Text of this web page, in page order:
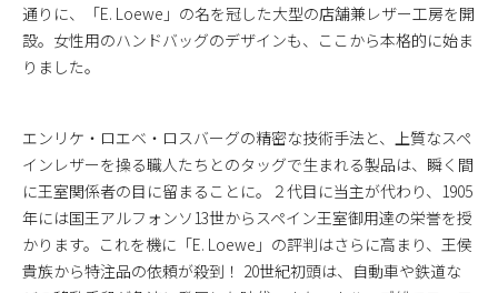
通りに、「E. Loewe」の名を冠した大型の店舗兼レザー工房を開
設。女性用のハンドバッグのデザインも、ここから本格的に始ま
りました。
エンリケ・ロエベ・ロスバーグの精密な技術手法と、上質なスペ
インレザーを操る職人たちとのタッグで生まれる製品は、瞬く間
に王室関係者の目に留まることに。２代目に当主が代わり、1905
年には国王アルフォンソ13世からスペイン王室御用達の栄誉を授
かります。これを機に「E. Loewe」の評判はさらに高まり、王侯
貴族から特注品の依頼が殺到！ 20世紀初頭は、自動車や鉄道な